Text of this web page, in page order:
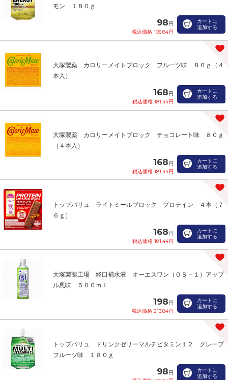
モン １８０ｇ
98円
税込価格 105.84円
カートに
追加する
大塚製薬 カロリーメイトブロック フルーツ味 ８０ｇ（４
本入）
168円
税込価格 181.44円
カートに
追加する
大塚製薬 カロリーメイトブロック チョコレート味 ８０ｇ
（４本入）
168円
税込価格 181.44円
カートに
追加する
トップバリュ ライトミールブロック プロテイン ４本（７
６ｇ）
168円
税込価格 181.44円
カートに
追加する
大塚製薬工場 経口補水液 オーエスワン（ＯＳ－１）アップ
ル風味 ５００ｍｌ
198円
税込価格 213.84円
カートに
追加する
トップバリュ ドリンクゼリーマルチビタミン１２ グレープ
フルーツ味 １８０ｇ
98円
カートに
追加する